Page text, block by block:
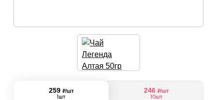
259 ₽/шт
1шт
246 ₽/шт
10шт